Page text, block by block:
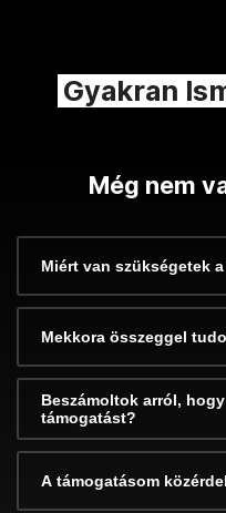
Gyakran
Még nem
Miért van szükségetek
Mekkora összeggel
Beszámoltok arról,
támogatást?
A támogatásom